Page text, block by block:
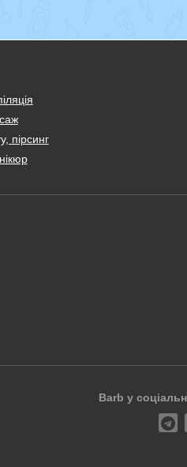
пірсинг
Barb у